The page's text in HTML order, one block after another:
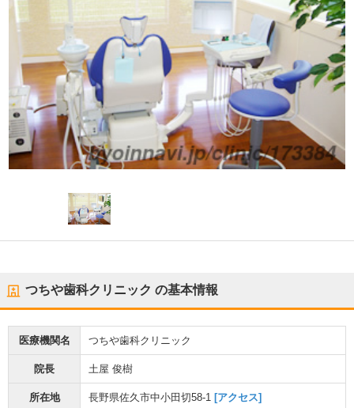
つちや歯科クリニック の基本情報
医療機関名 つちや歯科クリニック
院長 土屋 俊樹
所在地 長野県佐久市中小田切58-1 [アクセス]